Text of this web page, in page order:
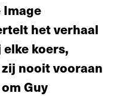
het verhaal
koers,
nooit vooraan
Guy